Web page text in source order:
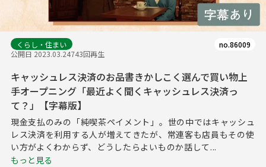
くらし・住まい
公開日 2023.03.24743回再生
no.86009
キャッシュレス決済のお品書きかしこく選んで買い物上
手オープニング「最近よく聞くキャッシュレス決済っ
て？」【字幕版】
現金支払のみの「純喫茶ペイメント」。世の中ではキャッシュ
レス決済を利用する人が増えてきたが、常連客も店員もその使
い方がよくわからず、どうしたらよいものか話して...
もっと見る